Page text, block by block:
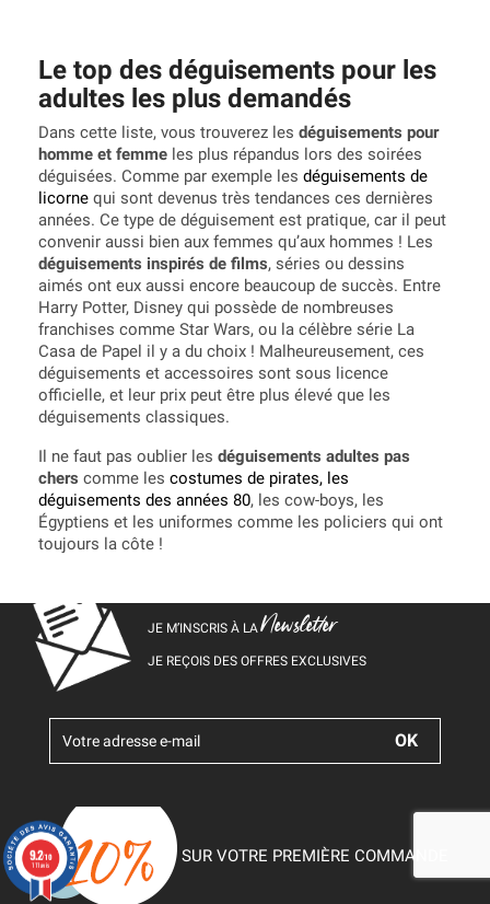
Le top des déguisements pour les
adultes les plus demandés
Dans cette liste, vous trouverez les déguisements pour
homme et femme les plus répandus lors des soirées
déguisées. Comme par exemple les déguisements de
licorne qui sont devenus très tendances ces dernières
années. Ce type de déguisement est pratique, car il peut
convenir aussi bien aux femmes qu’aux hommes ! Les
déguisements inspirés de films, séries ou dessins
aimés ont eux aussi encore beaucoup de succès. Entre
Harry Potter, Disney qui possède de nombreuses
franchises comme Star Wars, ou la célèbre série La
Casa de Papel il y a du choix ! Malheureusement, ces
déguisements et accessoires sont sous licence
officielle, et leur prix peut être plus élevé que les
déguisements classiques.
Il ne faut pas oublier les déguisements adultes pas
chers comme les costumes de pirates, les
déguisements des années 80, les cow-boys, les
Égyptiens et les uniformes comme les policiers qui ont
toujours la côte !
JE M’INSCRIS À LANewsletter
JE REÇOIS DES OFFRES EXCLUSIVES
SUR VOTRE PREMIÈRE COMMANDE
9.2/10
111 avis